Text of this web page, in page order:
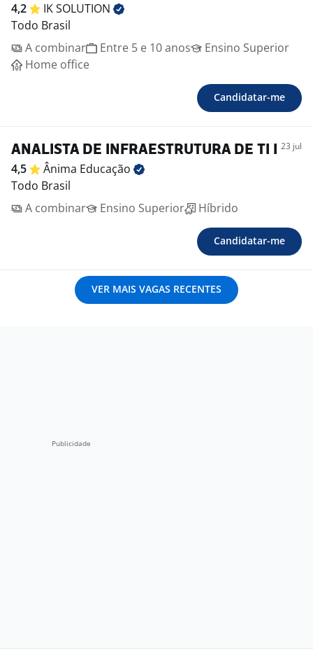
4,2 IKSOLUTION
Todo Brasil
A combinar
Entre 5 e 10 anos
Ensino Superior
Home office
Candidatar-me
ANALISTA DE INFRAESTRUTURA DE TI I 23 jul
4,5 Ânima Educação
Todo Brasil
A combinar
Ensino Superior Híbrido
Candidatar-me
VER MAIS VAGAS RECENTES